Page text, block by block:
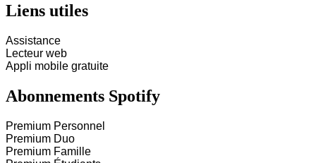
Liens utiles
Assistance
Lecteur web
Appli mobile gratuite
Abonnements Spotify
Premium Personnel
Premium Duo
Premium Famille